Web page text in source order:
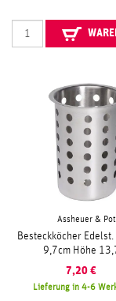
Assheuer &
Besteckköcher
9,7cm Höhe
7,20 €
Lieferung in 4-6